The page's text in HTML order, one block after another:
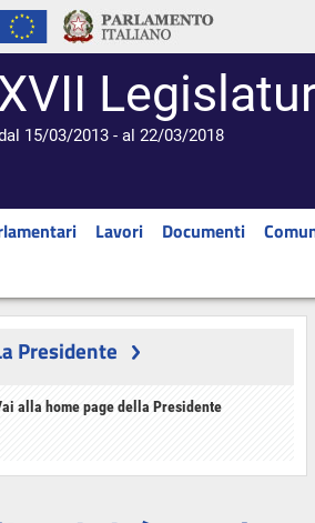
15/03/2013 - al 22/03/2018
Lavori Documenti
Presidente
alla home page della Presidente